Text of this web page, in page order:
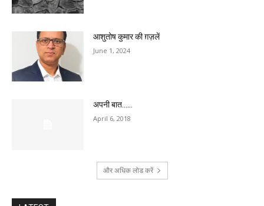
आशुतोष कुमार की ग़ज़लें
June 1, 2024
अपनी बात……
April 6, 2018
और अधिक लोड करें